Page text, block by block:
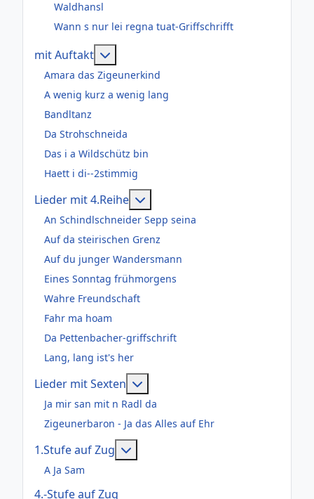
Waldhansl
Wann s nur lei regna tuat-Griffschrifft
mit Auftakt
Amara das Zigeunerkind
A wenig kurz a wenig lang
Bandltanz
Da Strohschneida
Das i a Wildschütz bin
Haett i di--2stimmig
Lieder mit 4.Reihe
An Schindlschneider Sepp seina
Auf da steirischen Grenz
Auf du junger Wandersmann
Eines Sonntag frühmorgens
Wahre Freundschaft
Fahr ma hoam
Da Pettenbacher-griffschrift
Lang, lang ist's her
Lieder mit Sexten
Ja mir san mit n Radl da
Zigeunerbaron - Ja das Alles auf Ehr
1.Stufe auf Zug
A Ja Sam
4.-Stufe auf Zug